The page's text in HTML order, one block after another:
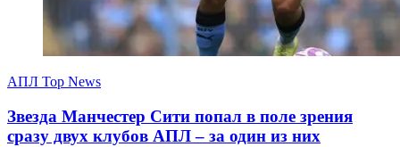
АПЛ Top News
Звезда Манчестер Сити попал в поле зрения
сразу двух клубов АПЛ – за один из них